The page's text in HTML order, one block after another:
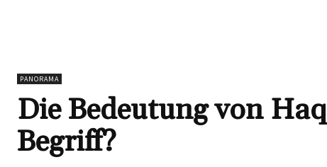
PANORAMA
Die Bedeutung von
Begriff?